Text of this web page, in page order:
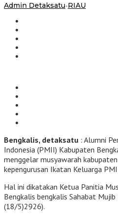
Admin Detaksatu-RIAU
Bengkalis, detaksatu : Alumni
Indonesia (PMII) Kabupaten
menggelar musyawarah
kepengurusan Ikatan Keluarga
Hal ini dikatakan Ketua Panitia
Bengkalis bengkalis Sahabat Mujib
(18/5)2926).